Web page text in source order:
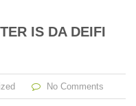
IS DA DEIFI
No Comments